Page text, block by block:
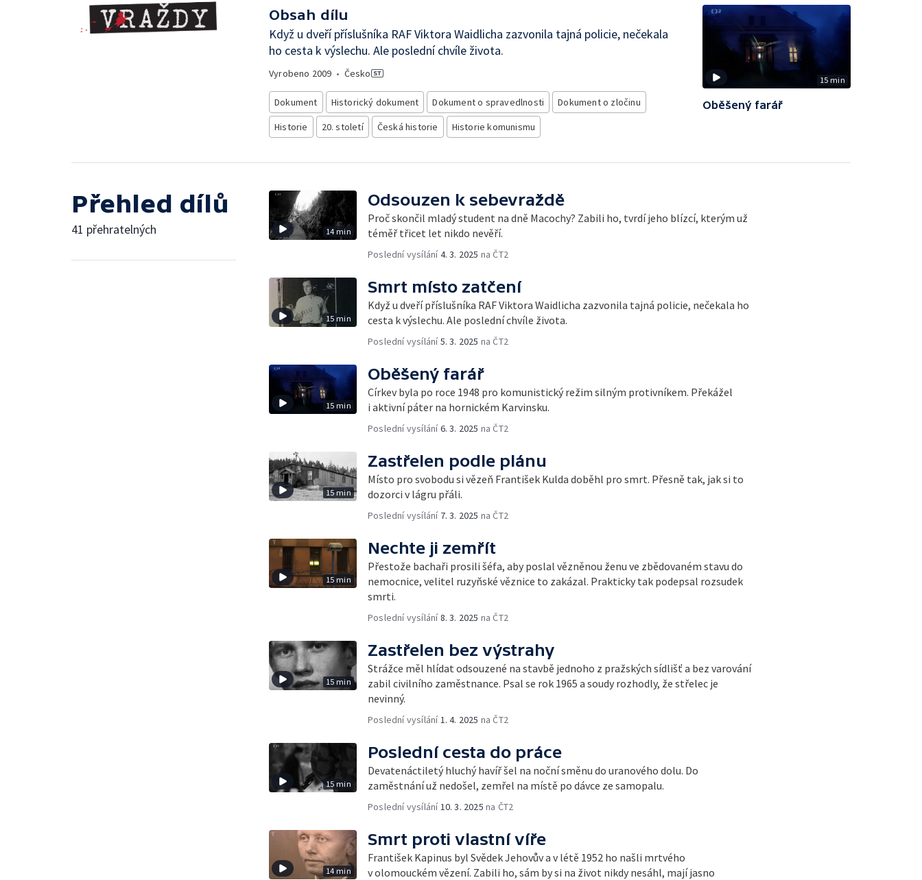
Obsah dílu
Když u dveří příslušníka RAF Viktora Waidlicha zazvonila tajná policie, nečekala
ho cesta k výslechu. Ale poslední chvíle života.
Vyrobeno 2009 • Česko
Dokument Historický dokument Dokument o spravedlnosti
Dokument o zločinu
Historie
20. století Česká historie Historie komunismu
15 min
Oběšený farář
Přehled dílů
41 přehratelných 14 min
Odsouzen k sebevraždě
Proč skončil mladý student na dně Macochy? Zabili ho, tvrdí jeho blízcí, kterým už
téměř třicet let nikdo nevěří.
Poslední vysílání4. 3. 2025 na ČT2
15 min
Smrt místo zatčení
Když u dveří příslušníka RAF Viktora Waidlicha zazvonila tajná policie, nečekala ho
cesta k výslechu. Ale poslední chvíle života.
Poslední vysílání5. 3. 2025 na ČT2
15 min
Oběšený farář
Církev byla po roce 1948 pro komunistický režim silným protivníkem. Překážel
i aktivní páter na hornickém Karvinsku.
Poslední vysílání6. 3. 2025 na ČT2
15 min
Zastřelen podle plánu
Místo pro svobodu si vězeň František Kulda doběhl pro smrt. Přesně tak, jak si to
dozorci v lágru přáli.
Poslední vysílání 7. 3. 2025 na ČT2
15 min
Nechte ji zemřít
Přestože bachaři prosili šéfa, aby poslal vězněnou ženu ve zbědovaném stavu do
nemocnice, velitel ruzyňské věznice to zakázal. Prakticky tak podepsal rozsudek
smrti.
Poslední vysílání8. 3. 2025 na ČT2
15 min
Zastřelen bez výstrahy
Strážce měl hlídat odsouzené na stavbě jednoho z pražských sídlišť a bez varování
zabil civilního zaměstnance. Psal se rok 1965 a soudy rozhodly, že střelec je
nevinný.
Poslední vysílání1. 4. 2025 na ČT2
15 min
Poslední cesta do práce
Devatenáctiletý hluchý havíř šel na noční směnu do uranového dolu. Do
zaměstnání už nedošel, zemřel na místě po dávce ze samopalu.
Poslední vysílání10. 3. 2025 na ČT2
14 min
Smrt proti vlastní víře
František Kapinus byl Svědek Jehovův a v létě 1952 ho našli mrtvého
v olomouckém vězení. Zabili ho, sám by si na život nikdy nesáhl, mají jasno